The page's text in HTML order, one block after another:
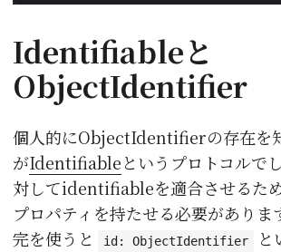
Identifiableと
ObjectIdentifier
個人的にObjectIdentifierの存在を
がIdentifiableというプロトコルで
対してidentifiableを適合させるた
プロパティを持たせる必要がありま
完を使うと
id: ObjectIdentifier と